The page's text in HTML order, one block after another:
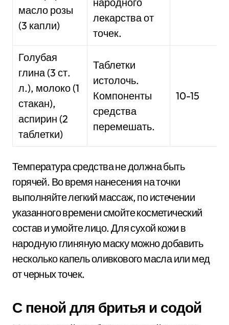
масло розы
(3 капли)
лекарства от
точек.
Голубая
глина (3 ст.
л.), молоко (1
стакан),
аспирин (2
таблетки)
Таблетки
истолочь.
Компоненты
средства
перемешать.
10-15
Температура средства не должна быть
горячей. Во время нанесения на точки
выполняйте легкий массаж, по истечении
указанного времени смойте косметический
состав и умойте лицо. Для сухой кожи в
народную глиняную маску можно добавить
несколько капель оливкового масла или мед
от черных точек.
С пеной для бритья и содой